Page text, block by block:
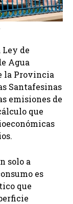
Ley de
Agua
la Provincia
Santafesinas
emisiones de
que
solo a
es
que